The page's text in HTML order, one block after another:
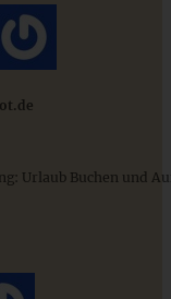
Urlaub Buchen und